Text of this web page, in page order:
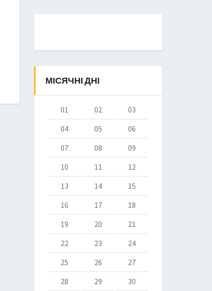
МІСЯЧНІ ДНІ
01 02
03
04
05
06
07
08
09
10
11
12
13
14
15
16
17
18
19
20
21
22
23
24
25
26
27
28
29 30